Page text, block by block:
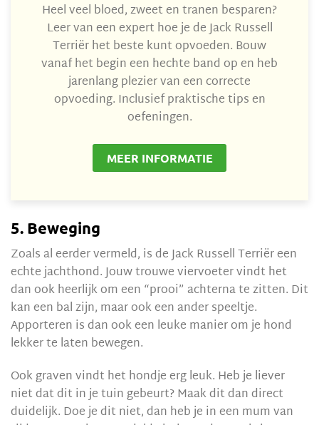
Heel veel bloed, zweet en tranen besparen?
Leer van een expert hoe je de Jack Russell
Terriër het beste kunt opvoeden. Bouw
vanaf het begin een hechte band op en heb
jarenlang plezier van een correcte
opvoeding. Inclusief praktische tips en
oefeningen.
MEER INFORMATIE
5. Beweging
Zoals al eerder vermeld, is de Jack Russell Terriër een
echte jachthond. Jouw trouwe viervoeter vindt het
dan ook heerlijk om een “prooi” achterna te zitten. Dit
kan een bal zijn, maar ook een ander speeltje.
Apporteren is dan ook een leuke manier om je hond
lekker te laten bewegen.
Ook graven vindt het hondje erg leuk. Heb je liever
niet dat dit in je tuin gebeurt? Maak dit dan direct
duidelijk. Doe je dit niet, dan heb je in een mum van